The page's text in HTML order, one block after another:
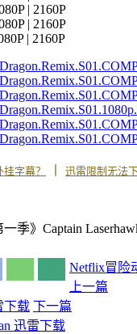
| 2160P
| 2160P
| 2160P
字幕？ 迅雷限制无法
Netflix冒险
上一篇
下载 下一篇
迅雷下载